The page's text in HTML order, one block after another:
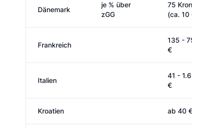
Dänemark
je % über
zGG
75 Kronen
(ca. 10 €)
Frankreich
135 - 750
€
Italien
41 - 1.697
€
Kroatien ab 40 €